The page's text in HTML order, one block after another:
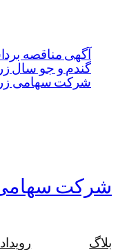
آگهی مناقصه
شرکت سهامی
شرکت
بلاگ